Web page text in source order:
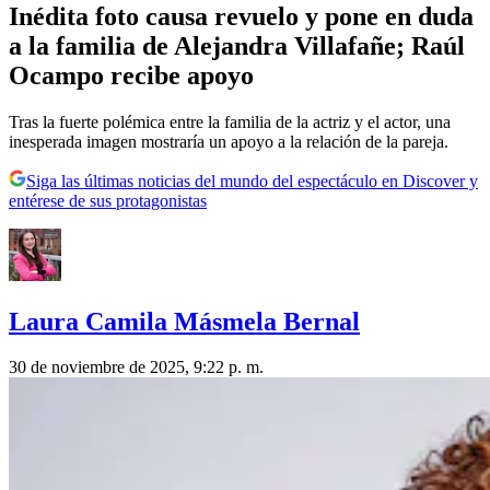
Inédita foto causa revuelo y pone en duda
a la familia de Alejandra Villafañe; Raúl
Ocampo recibe apoyo
Tras la fuerte polémica entre la familia de la actriz y el actor, una
inesperada imagen mostraría un apoyo a la relación de la pareja.
Siga las últimas noticias del mundo del espectáculo en Discover y
entérese de sus protagonistas
Laura Camila Másmela Bernal
30 de noviembre de 2025, 9:22 p. m.